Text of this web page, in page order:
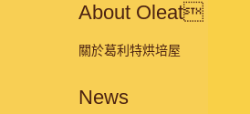
About Oleat
關於葛利特烘培屋
News